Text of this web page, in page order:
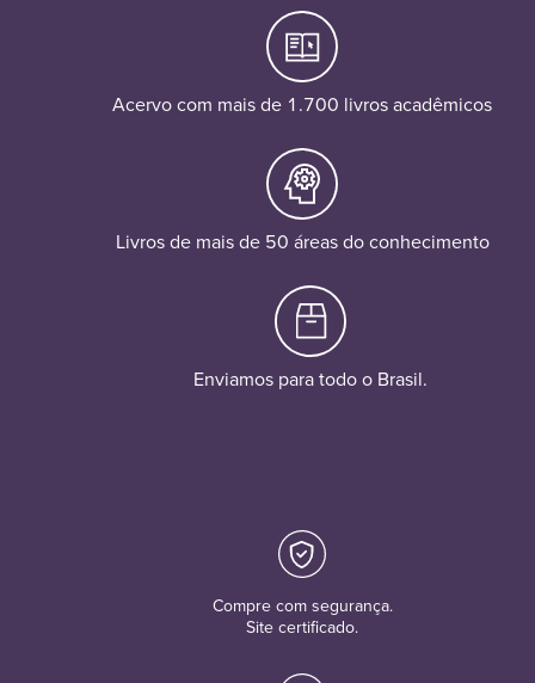
Acervo com mais de 1.700 livros acadêmicos
Livros de mais de 50 áreas do conhecimento
Enviamos para todo o Brasil.
Compre com segurança.
Site certificado.